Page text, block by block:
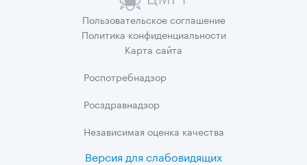
Пользовательскоесоглашение
Политика конфиденциальности
Карта сайта
Роспотребнадзор
Росздравнадзор
Независимая оценка качества
Версия для слабовидящих